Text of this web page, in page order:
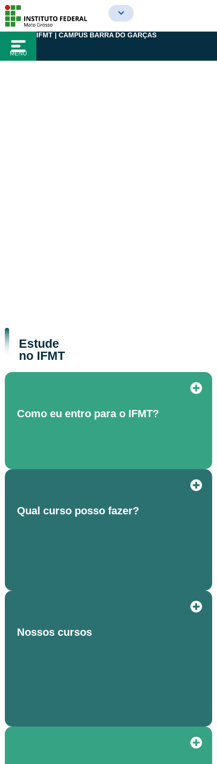
para
conteúdo
MENU
IFMT | CAMPUS BARRA DO GARÇAS
Estude
no IFMT
Como eu entro para o IFMT?
Qual curso posso fazer?
Nossos cursos